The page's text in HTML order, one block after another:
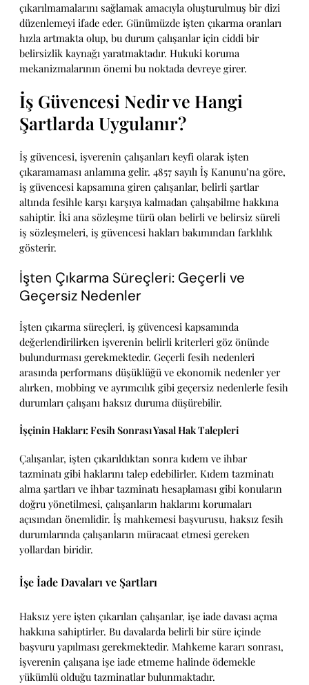
çıkarılmamalarını sağlamak amacıyla oluşturulmuş bir dizi
düzenlemeyi ifade eder. Günümüzde işten çıkarma oranları
hızla artmakta olup, bu durum çalışanlar için ciddi bir
belirsizlik kaynağı yaratmaktadır. Hukuki koruma
mekanizmalarının önemi bu noktada devreye girer.
İş Güvencesi Nedir ve Hangi
Şartlarda Uygulanır?
İş güvencesi, işverenin çalışanları keyfi olarak işten
çıkaramaması anlamına gelir. 4857 sayılı İş Kanunu’na göre,
iş güvencesi kapsamına giren çalışanlar, belirli şartlar
altında fesihle karşı karşıya kalmadan çalışabilme hakkına
sahiptir. İki ana sözleşme türü olan belirli ve belirsiz süreli
iş sözleşmeleri, iş güvencesi hakları bakımından farklılık
gösterir.
İşten Çıkarma Süreçleri: Geçerli ve
Geçersiz Nedenler
İşten çıkarma süreçleri, iş güvencesi kapsamında
değerlendirilirken işverenin belirli kriterleri göz önünde
bulundurması gerekmektedir. Geçerli fesih nedenleri
arasında performans düşüklüğü ve ekonomik nedenler yer
alırken, mobbing ve ayrımcılık gibi geçersiz nedenlerle fesih
durumları çalışanı haksız duruma düşürebilir.
İşçinin Hakları: Fesih Sonrası Yasal Hak Talepleri
Çalışanlar, işten çıkarıldıktan sonra kıdem ve ihbar
tazminatı gibi haklarını talep edebilirler. Kıdem tazminatı
alma şartları ve ihbar tazminatı hesaplaması gibi konuların
doğru yönetilmesi, çalışanların haklarını korumaları
açısından önemlidir. İş mahkemesi başvurusu, haksız fesih
durumlarında çalışanların müracaat etmesi gereken
yollardan biridir.
İşe İade Davaları ve Şartları
Haksız yere işten çıkarılan çalışanlar, işe iade davası açma
hakkına sahiptirler. Bu davalarda belirli bir süre içinde
başvuru yapılması gerekmektedir. Mahkeme kararı sonrası,
işverenin çalışana işe iade etmeme halinde ödemekle
yükümlü olduğu tazminatlar bulunmaktadır.